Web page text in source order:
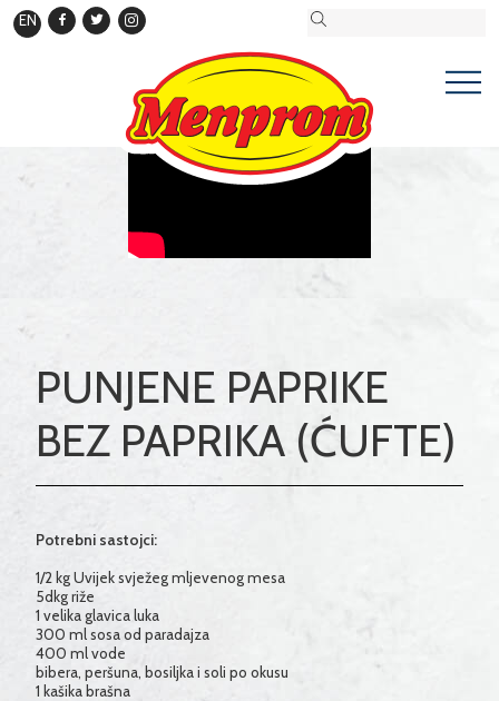
EN
PUNJENE PAPRIKE
BEZ PAPRIKA (ĆUFTE)
Potrebni sastojci:
1/2 kg Uvijek svježeg mljevenog mesa
5dkg riže
1 velika glavica luka
300 ml sosa od paradajza
400 ml vode
bibera, peršuna, bosiljka i soli po okusu
1 kašika brašna